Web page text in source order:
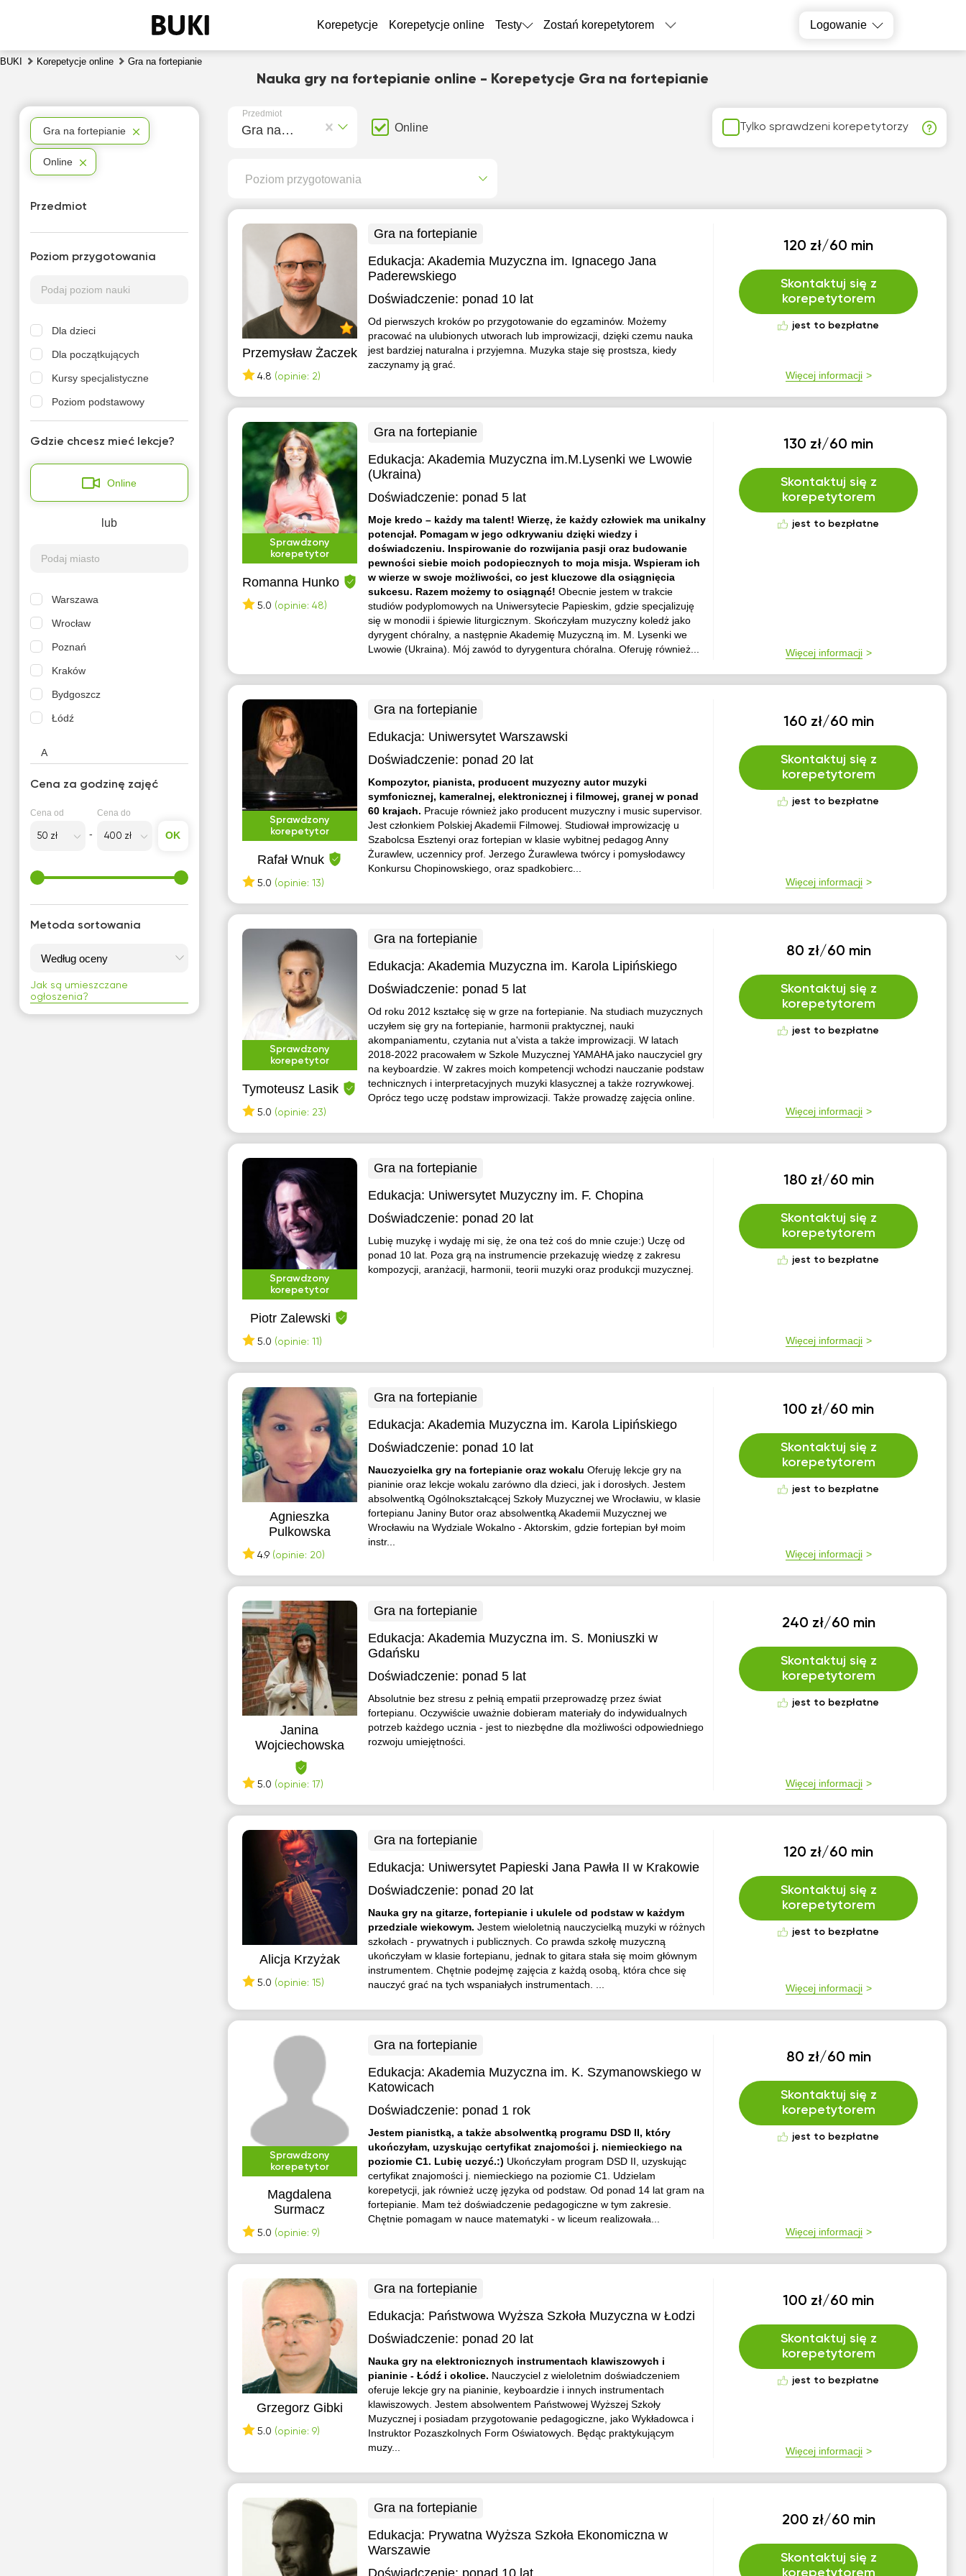
Korepetycje Korepetycje online Testy Zostań korepetytorem Logowanie
BUKI Korepetycje online Gra na fortepianie
Nauka gry na fortepianie online - Korepetycje Gra na fortepianie
Przedmiot
Gra na fortepianie Online Tylko sprawdzeni korepetytorzy
Poziom przygotowania
Przemysław Żaczek
4.8 (opinie: 2)
Gra na fortepianie
Edukacja: Akademia Muzyczna im. Ignacego Jana
Paderewskiego
Doświadczenie: ponad 10 lat
Od pierwszych kroków po przygotowanie do egzaminów. Możemy
pracować na ulubionych utworach lub improwizacji, dzięki czemu nauka
jest bardziej naturalna i przyjemna. Muzyka staje się prostsza, kiedy
zaczynamy ją grać.
120 zł/60 min
Skontaktuj się z
korepetytorem
jest to bezpłatne
Więcej informacji
Sprawdzony
korepetytor
Romanna Hunko
5.0 (opinie: 48)
Gra na fortepianie
Edukacja: Akademia Muzyczna im.M.Lysenki we Lwowie
(Ukraina)
Doświadczenie: ponad 5 lat
Moje kredo – każdy ma talent! Wierzę, że każdy człowiek ma unikalny
potencjał. Pomagam w jego odkrywaniu dzięki wiedzy i
doświadczeniu. Inspirowanie do rozwijania pasji oraz budowanie
pewności siebie moich podopiecznych to moja misja. Wspieram ich
w wierze w swoje możliwości, co jest kluczowe dla osiągnięcia
sukcesu. Razem możemy to osiągnąć! Obecnie jestem w trakcie
studiów podyplomowych na Uniwersytecie Papieskim, gdzie specjalizuję
się w monodii i śpiewie liturgicznym. Skończyłam muzyczny koledż jako
dyrygent chóralny, a następnie Akademię Muzyczną im. M. Lysenki we
Lwowie (Ukraina). Mój zawód to dyrygentura chóralna. Oferuję również...
130 zł/60 min
Skontaktuj się z
korepetytorem
jest to bezpłatne
Więcej informacji
Sprawdzony
korepetytor
Rafał Wnuk
5.0 (opinie: 13)
Gra na fortepianie
Edukacja: Uniwersytet Warszawski
Doświadczenie: ponad 20 lat
Kompozytor, pianista, producent muzyczny autor muzyki
symfonicznej, kameralnej, elektronicznej i filmowej, granej w ponad
60 krajach. Pracuje również jako producent muzyczny i music supervisor.
Jest członkiem Polskiej Akademii Filmowej. Studiował improwizację u
Szabolcsa Esztenyi oraz fortepian w klasie wybitnej pedagog Anny
Żurawlew, uczennicy prof. Jerzego Żurawlewa twórcy i pomysłodawcy
Konkursu Chopinowskiego, oraz spadkobierc...
160 zł/60 min
Skontaktuj się z
korepetytorem
jest to bezpłatne
Więcej informacji
Sprawdzony
korepetytor
Tymoteusz Lasik
5.0 (opinie: 23)
Gra na fortepianie
Edukacja: Akademia Muzyczna im. Karola Lipińskiego
Doświadczenie: ponad 5 lat
Od roku 2012 kształcę się w grze na fortepianie. Na studiach muzycznych
uczyłem się gry na fortepianie, harmonii praktycznej, nauki
akompaniamentu, czytania nut a'vista a także improwizacji. W latach
2018-2022 pracowałem w Szkole Muzycznej YAMAHA jako nauczyciel gry
na keyboardzie. W zakres moich kompetencji wchodzi nauczanie podstaw
technicznych i interpretacyjnych muzyki klasycznej a także rozrywkowej.
Oprócz tego uczę podstaw improwizacji. Także prowadzę zajęcia online.
80 zł/60 min
Skontaktuj się z
korepetytorem
jest to bezpłatne
Więcej informacji
Sprawdzony
korepetytor
Piotr Zalewski
5.0 (opinie: 11)
Gra na fortepianie
Edukacja: Uniwersytet Muzyczny im. F. Chopina
Doświadczenie: ponad 20 lat
Lubię muzykę i wydaję mi się, że ona też coś do mnie czuje:) Uczę od
ponad 10 lat. Poza grą na instrumencie przekazuję wiedzę z zakresu
kompozycji, aranżacji, harmonii, teorii muzyki oraz produkcji muzycznej.
180 zł/60 min
Skontaktuj się z
korepetytorem
jest to bezpłatne
Więcej informacji
Agnieszka
Pulkowska
4.9 (opinie: 20)
Gra na fortepianie
Edukacja: Akademia Muzyczna im. Karola Lipińskiego
Doświadczenie: ponad 10 lat
Nauczycielka gry na fortepianie oraz wokalu Oferuję lekcje gry na
pianinie oraz lekcje wokalu zarówno dla dzieci, jak i dorosłych. Jestem
absolwentką Ogólnokształcącej Szkoły Muzycznej we Wrocławiu, w klasie
fortepianu Janiny Butor oraz absolwentką Akademii Muzycznej we
Wrocławiu na Wydziale Wokalno - Aktorskim, gdzie fortepian był moim
instr...
100 zł/60 min
Skontaktuj się z
korepetytorem
jest to bezpłatne
Więcej informacji
Janina
Wojciechowska
5.0 (opinie: 17)
Gra na fortepianie
Edukacja: Akademia Muzyczna im. S. Moniuszki w
Gdańsku
Doświadczenie: ponad 5 lat
Absolutnie bez stresu z pełnią empatii przeprowadzę przez świat
fortepianu. Oczywiście uważnie dobieram materiały do indywidualnych
potrzeb każdego ucznia - jest to niezbędne dla możliwości odpowiedniego
rozwoju umiejętności.
240 zł/60 min
Skontaktuj się z
korepetytorem
jest to bezpłatne
Więcej informacji
Alicja Krzyżak
5.0 (opinie: 15)
Gra na fortepianie
Edukacja: Uniwersytet Papieski Jana Pawła II w Krakowie
Doświadczenie: ponad 20 lat
Nauka gry na gitarze, fortepianie i ukulele od podstaw w każdym
przedziale wiekowym. Jestem wieloletnią nauczycielką muzyki w różnych
szkołach - prywatnych i publicznych. Co prawda szkołę muzyczną
ukończyłam w klasie fortepianu, jednak to gitara stała się moim głównym
instrumentem. Chętnie podejmę zajęcia z każdą osobą, która chce się
nauczyć grać na tych wspaniałych instrumentach. ...
120 zł/60 min
Skontaktuj się z
korepetytorem
jest to bezpłatne
Więcej informacji
Sprawdzony
korepetytor
Magdalena
Surmacz
5.0 (opinie: 9)
Gra na fortepianie
Edukacja: Akademia Muzyczna im. K. Szymanowskiego w
Katowicach
Doświadczenie: ponad 1 rok
Jestem pianistką, a także absolwentką programu DSD II, który
ukończyłam, uzyskując certyfikat znajomości j. niemieckiego na
poziomie C1. Lubię uczyć.:) Ukończyłam program DSD II, uzyskując
certyfikat znajomości j. niemieckiego na poziomie C1. Udzielam
korepetycji, jak również uczę języka od podstaw. Od ponad 14 lat gram na
fortepianie. Mam też doświadczenie pedagogiczne w tym zakresie.
Chętnie pomagam w nauce matematyki - w liceum realizowała...
80 zł/60 min
Skontaktuj się z
korepetytorem
jest to bezpłatne
Więcej informacji
Grzegorz Gibki
5.0 (opinie: 9)
Gra na fortepianie
Edukacja: Państwowa Wyższa Szkoła Muzyczna w Łodzi
Doświadczenie: ponad 20 lat
Nauka gry na elektronicznych instrumentach klawiszowych i
pianinie - Łódź i okolice. Nauczyciel z wieloletnim doświadczeniem
oferuje lekcje gry na pianinie, keyboardzie i innych instrumentach
klawiszowych. Jestem absolwentem Państwowej Wyższej Szkoły
Muzycznej i posiadam przygotowanie pedagogiczne, jako Wykładowca i
Instruktor Pozaszkolnych Form Oświatowych. Będąc praktykującym
muzy...
100 zł/60 min
Skontaktuj się z
korepetytorem
jest to bezpłatne
Więcej informacji
Gra na fortepianie
Edukacja: Prywatna Wyższa Szkoła Ekonomiczna w
Warszawie
Doświadczenie: ponad 10 lat
200 zł/60 min
Skontaktuj się z
korepetytorem
Gra na fortepianie
Online
Przedmiot
Poziom przygotowania
Dla dzieci
Dla początkujących
Kursy specjalistyczne
Poziom podstawowy
Gdzie chcesz mieć lekcje?
Online
lub
Warszawa
Wrocław
Poznań
Kraków
Bydgoszcz
Łódź
A
B
Białystok
C
E
G
Cena za godzinę zajęć
Cena od Cena do
OK
Metoda sortowania
Jak są umieszczane
ogłoszenia?